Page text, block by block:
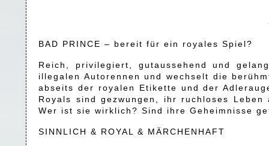
BAD PRINCE – bereit für ein royales Spiel?
Reich, privilegiert, gutaussehend und
illegalen Autorennen und wechselt die
abseits der royalen Etikette und der
Royals sind gezwungen, ihr ruchloses
Wer ist sie wirklich? Sind ihre Geheimnisse
SINNLICH & ROYAL & MÄRCHENHAFT